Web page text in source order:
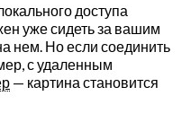
доступа
уже сидеть за вашим
нем. Но если соединить
с удаленным
— картина становится